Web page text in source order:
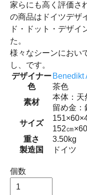
家らにも高く評価さ
の商品はドイツデザ
ド・ドット・デザイ
た。
様々なシーンにおい
し、です。
デザイナー Benedikt
色
茶色
素材
本体：天
留め金：
サイズ
152㎝
重さ
3.50kg
製造国
ドイツ
個数